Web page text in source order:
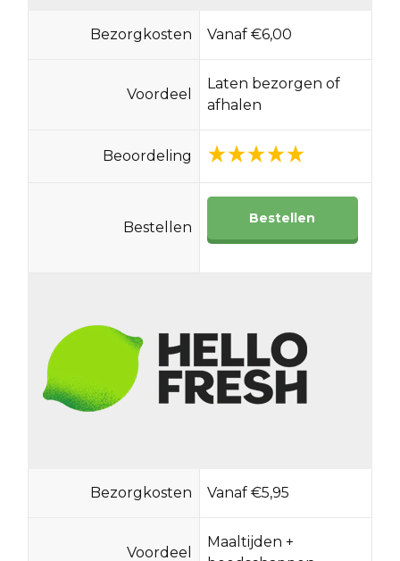
Bezorgkosten Vanaf €6,00
Voordeel
Laten bezorgen of
afhalen
Beoordeling
Bestellen
Bestellen
Bezorgkosten Vanaf €5,95
Voordeel
Maaltijden +